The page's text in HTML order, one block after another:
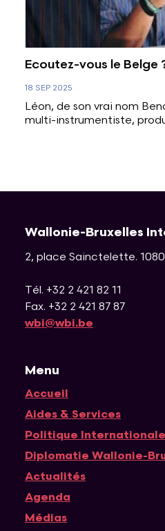
Ecoutez-vous le Belge
18 SEP 2025
Léon, de son vrai nom
multi-instrumentiste,
Wallonie-Bruxelles
2, place Sainctelette. 1080
Tél. +32 2 421 82 11
Fax. +32 2 421 87 87
wbi@wbi.be
Menu
Accueil
Navigation
Aides & Services
Politique Internationale
Diplomatie Wallonie-
Actualités
Agenda
Médias